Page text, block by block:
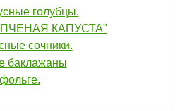
голубцы.
КАПУСТА"
сочники.
баклажаны